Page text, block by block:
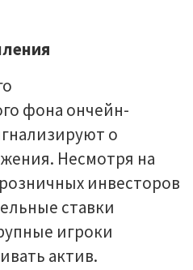
фона ончейн-
о
Несмотря на
инвесторов
ставки
игроки
актив.